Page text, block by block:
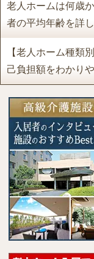
老人ホームは何歳
者の平均年齢を詳
【老人ホーム種類
己負担額をわかり